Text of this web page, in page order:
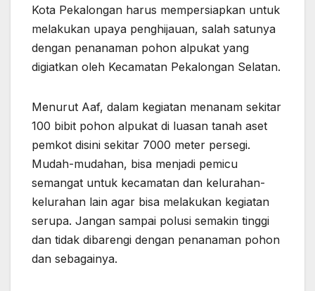
Kota Pekalongan harus mempersiapkan untuk
melakukan upaya penghijauan, salah satunya
dengan penanaman pohon alpukat yang
digiatkan oleh Kecamatan Pekalongan Selatan.
Menurut Aaf, dalam kegiatan menanam sekitar
100 bibit pohon alpukat di luasan tanah aset
pemkot disini sekitar 7000 meter persegi.
Mudah-mudahan, bisa menjadi pemicu
semangat untuk kecamatan dan kelurahan-
kelurahan lain agar bisa melakukan kegiatan
serupa. Jangan sampai polusi semakin tinggi
dan tidak dibarengi dengan penanaman pohon
dan sebagainya.